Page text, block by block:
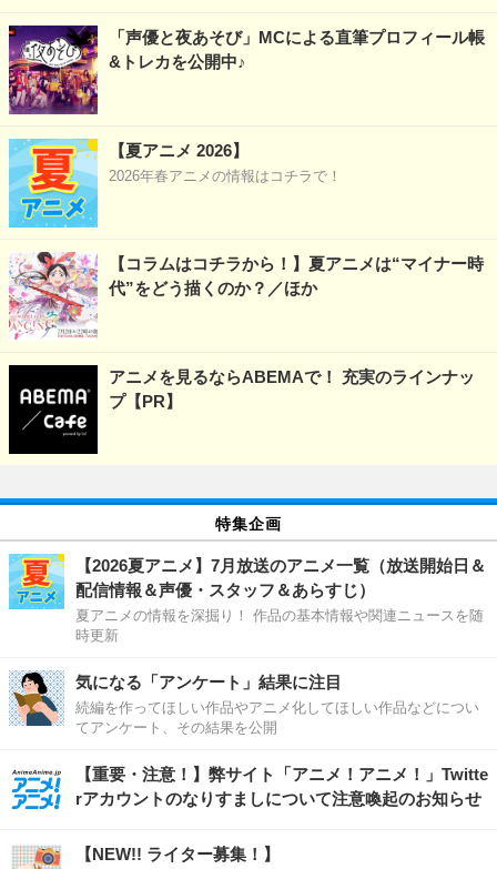
「声優と夜あそび」MCによる直筆プロフィール帳
&トレカを公開中♪
【夏アニメ 2026】
2026年春アニメの情報はコチラで！
【コラムはコチラから！】夏アニメは“マイナー時
代”をどう描くのか？／ほか
アニメを見るならABEMAで！ 充実のラインナッ
プ【PR】
特集企画
【2026夏アニメ】7月放送のアニメ一覧（放送開始日＆
配信情報＆声優・スタッフ＆あらすじ）
夏アニメの情報を深掘り！ 作品の基本情報や関連ニュースを随
時更新
気になる「アンケート」結果に注目
続編を作ってほしい作品やアニメ化してほしい作品などについ
てアンケート、その結果を公開
【重要・注意！】弊サイト「アニメ！アニメ！」Twitte
rアカウントのなりすましについて注意喚起のお知らせ
【NEW!! ライター募集！】